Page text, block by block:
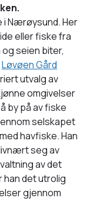
Nærøysund. Her
eller fiske fra
seien biter,
Løvøen Gård
utvalg av
omgivelser
by på av fiske
selskapet
havfiske. Han
seg av
av det
det utrolig
gjennom